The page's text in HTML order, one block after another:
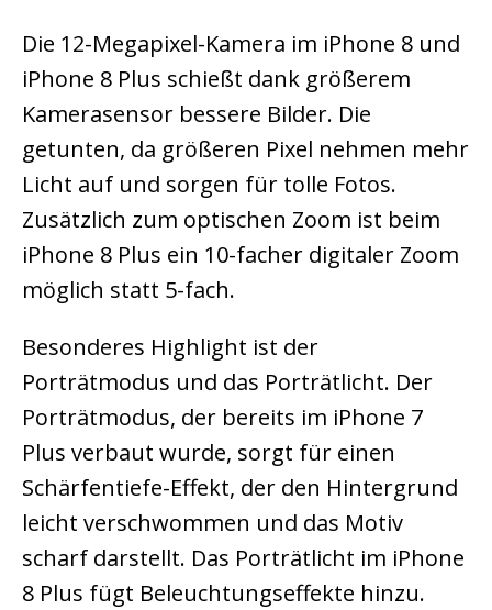
Die 12-Megapixel-Kamera im iPhone 8 und
iPhone 8 Plus schießt dank größerem
Kamerasensor bessere Bilder. Die
getunten, da größeren Pixel nehmen mehr
Licht auf und sorgen für tolle Fotos.
Zusätzlich zum optischen Zoom ist beim
iPhone 8 Plus ein 10-facher digitaler Zoom
möglich statt 5-fach.
Besonderes Highlight ist der
Porträtmodus und das Porträtlicht. Der
Porträtmodus, der bereits im iPhone 7
Plus verbaut wurde, sorgt für einen
Schärfentiefe-Effekt, der den Hintergrund
leicht verschwommen und das Motiv
scharf darstellt. Das Porträtlicht im iPhone
8 Plus fügt Beleuchtungseffekte hinzu.